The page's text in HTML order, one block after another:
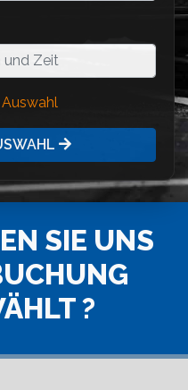
SIE UNS
?